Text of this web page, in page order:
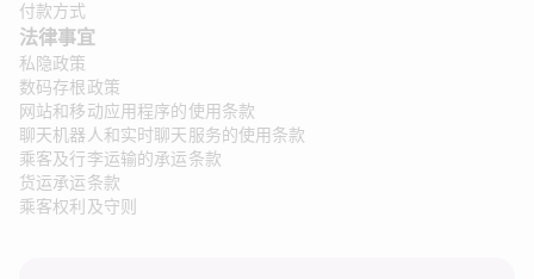
付款方式
法律事宜
私隐政策
数码存根政策
网站和移动应用程序的使用条款
聊天机器人和实时聊天服务的使用条款
乘客及行李运输的承运条款
货运承运条款
乘客权利及守则